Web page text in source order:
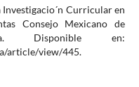
Investigacio´n Curricular en
Consejo Mexicano de
Disponible en:
article/view/445.